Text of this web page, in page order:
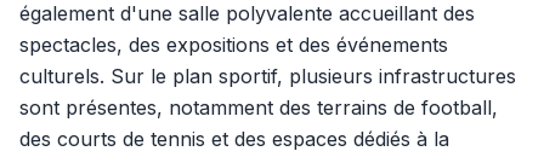
également d'une salle polyvalente accueillant des
spectacles, des expositions et des événements
culturels. Sur le plan sportif, plusieurs infrastructures
sont présentes, notamment des terrains de football,
des courts de tennis et des espaces dédiés à la